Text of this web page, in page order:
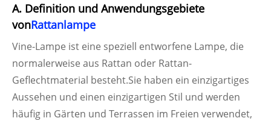
A. Definition und Anwendungsgebiete
vonRattanlampe
Vine-Lampe ist eine speziell entworfene Lampe, die
normalerweise aus Rattan oder Rattan-
Geflechtmaterial besteht.Sie haben ein einzigartiges
Aussehen und einen einzigartigen Stil und werden
häufig in Gärten und Terrassen im Freien verwendet,